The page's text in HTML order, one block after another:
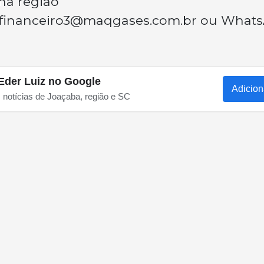
ou
Luiz no Google
notícias de Joaçaba, região e SC